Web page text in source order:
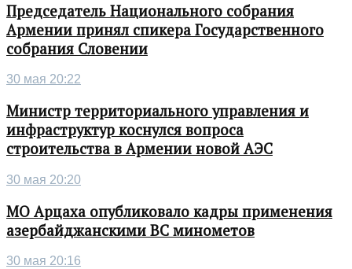
Председатель Национального собрания
Армении принял спикера Государственного
собрания Словении
30 мая 20:22
Министр территориального управления и
инфраструктур коснулся вопроса
строительства в Армении новой АЭС
30 мая 20:20
МО Арцаха опубликовало кадры применения
азербайджанскими ВС минометов
30 мая 20:16